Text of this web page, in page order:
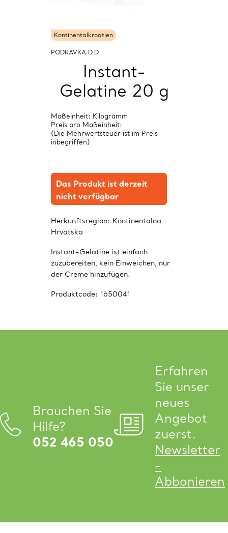
Kontinentalkroatien
PODRAVKA D.D.
Instant-
Gelatine 20 g
Maßeinheit: Kilogramm
Preis pro Maßeinheit:
(Die Mehrwertsteuer ist im Preis
inbegriffen)
Das Produkt ist derzeit
nicht verfügbar
Herkunftsregion: Kontinentalna
Hrvatska
Instant-Gelatine ist einfach
zuzubereiten, kein Einweichen, nur
der Creme hinzufügen.
Produktcode: 1650041
Brauchen Sie
Hilfe?
052 465 050
Erfahren
Sie unser
neues
Angebot
zuerst.
Newsletter
-
Abbonieren